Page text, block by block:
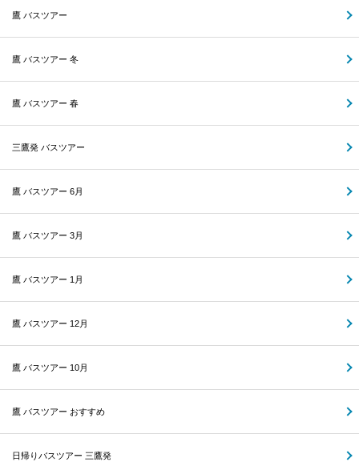
鷹 バスツアー
鷹 バスツアー 冬
鷹 バスツアー 春
三鷹発 バスツアー
鷹 バスツアー 6月
鷹 バスツアー 3月
鷹 バスツアー 1月
鷹 バスツアー 12月
鷹 バスツアー 10月
鷹 バスツアー おすすめ
日帰りバスツアー 三鷹発